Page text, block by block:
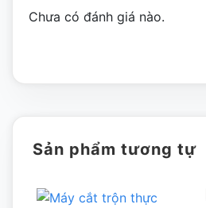
Chưa có đánh giá nào.
Sản phẩm tương tự